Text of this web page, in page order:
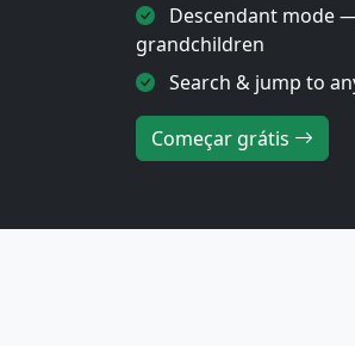
Descendant mode
grandchildren
Search & jump to
Começar grátis